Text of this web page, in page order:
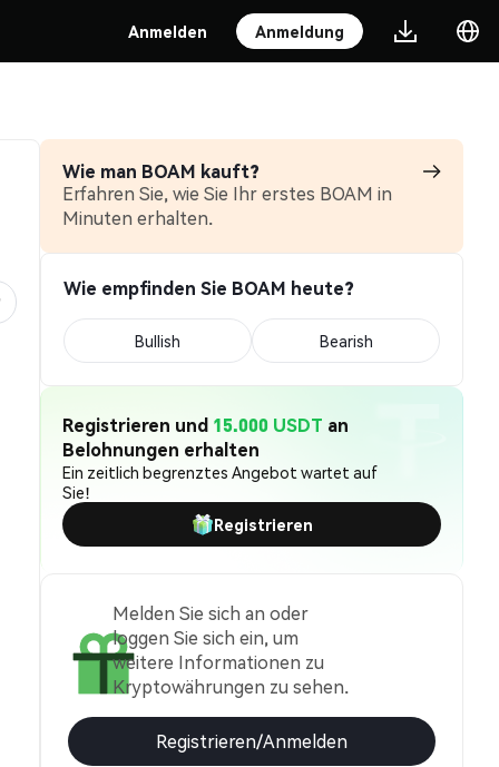
Anmelden Anmeldung
Wie man BOAM kauft?
Erfahren Sie, wie Sie Ihr erstes BOAM in
Minuten erhalten.
Wie empfinden Sie BOAM heute?
Bullish Bearish
Registrieren und 15.000 USDT an
Belohnungen erhalten
Ein zeitlich begrenztes Angebot wartet auf
Sie!
Registrieren
Melden Sie sich an oder
loggen Sie sich ein, um
weitere Informationen zu
Kryptowährungen zu sehen.
Registrieren/Anmelden